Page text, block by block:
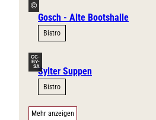
©
Gosch - Alte Bootshalle
Bistro
CC-
BY-
SASylter Suppen
Bistro
Mehr anzeigen